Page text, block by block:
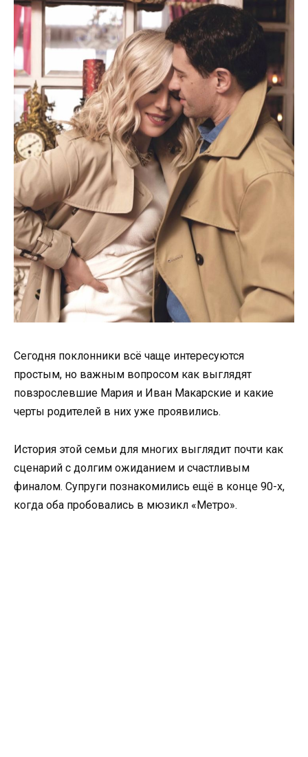
Сегодня поклонники всё чаще интересуются
простым, но важным вопросом как выглядят
повзрослевшие Мария и Иван Макарские и какие
черты родителей в них уже проявились.
История этой семьи для многих выглядит почти как
сценарий с долгим ожиданием и счастливым
финалом. Супруги познакомились ещё в конце 90-х,
когда оба пробовались в мюзикл «Метро».